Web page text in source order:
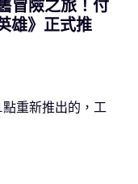
冒險之旅！付
雄》正式推
重新推出的，工